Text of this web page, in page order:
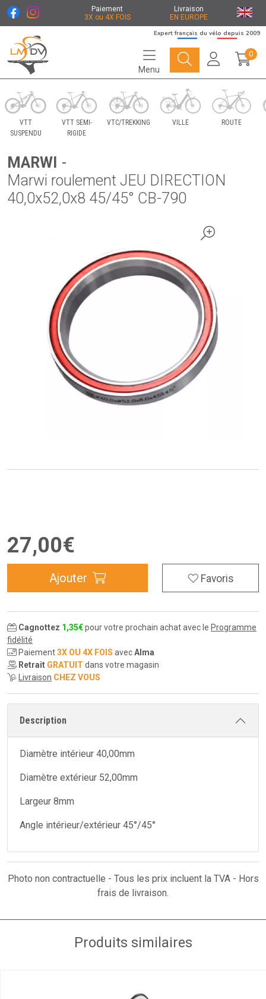
Paiement
3X ou 4X FOIS
Livraison
EN EUROPE
Le Marché du Vélo Votre distributeurs de vélo
Expert français du vélo depuis 2009
Menu
0
VTT
SUSPENDU
VTT SEMI-
RIGIDE
VTC/TREKKING VILLE ROUTE
MARWI -
Marwi roulement JEU DIRECTION
40,0x52,0x8 45/45° CB-790
27,00€
Ajouter Favoris
Cagnottez 1,35€pour votre prochain achat avec le Programme
fidélité
Paiement3X OU 4X FOIS avecAlma
Retrait GRATUIT dans votre magasin
Livraison CHEZ VOUS
Description
Diamètre intérieur 40,00mm
Diamètre extérieur 52,00mm
Largeur 8mm
Angle intérieur/extérieur 45°/45°
Photo non contractuelle - Tous les prix incluent la TVA - Hors
frais de livraison.
Produits similaires